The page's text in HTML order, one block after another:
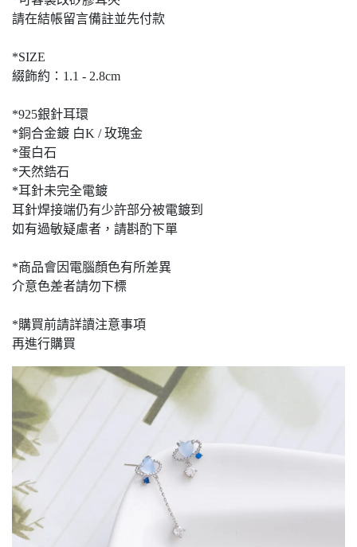
請在結帳留言備註並先付款
*SIZE
綴飾約：1.1 - 2.8cm
*925銀針耳環
*銅合金鍍 白K / 玫瑰金
*蛋白石
*天然鋯石
*耳針未完全電鍍
耳針焊接端仍有少許部分被電鍍到
如有過敏疑慮者，請斟酌下單
*商品會因電腦顏色有所差異
介意色差者請勿下標
*購買前請詳讀注意事項
再進行購買